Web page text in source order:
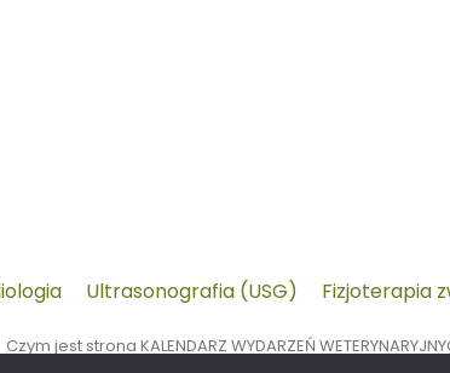
Ultrasonografia (USG) Fizjoterapia
Czym jest strona KALENDARZ WYDARZEŃ